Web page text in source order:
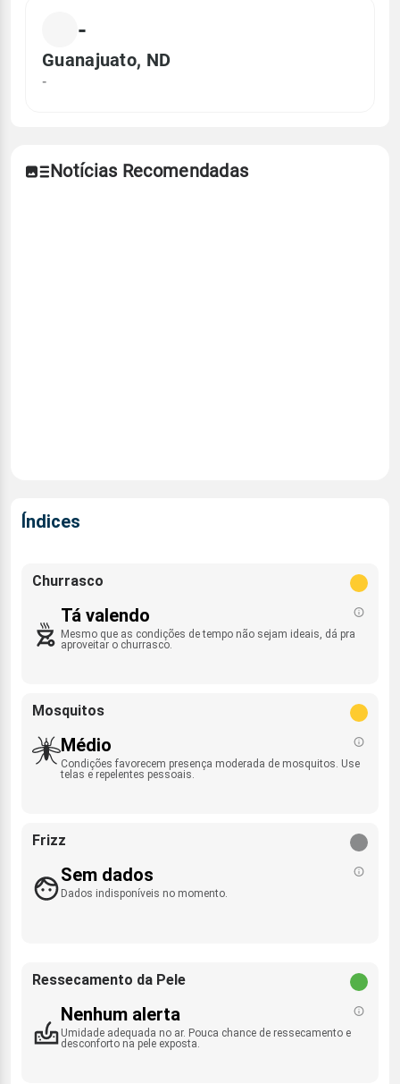
-
Guanajuato, ND
-
Notícias Recomendadas
Índices
Churrasco
Tá valendo
Mesmo que as condições de tempo não sejam ideais, dá pra
aproveitar o churrasco.
Mosquitos
Médio
Condições favorecem presença moderada de mosquitos. Use
telas e repelentes pessoais.
Frizz
Sem dados
Dados indisponíveis no momento.
Ressecamento da Pele
Nenhum alerta
Umidade adequada no ar. Pouca chance de ressecamento e
desconforto na pele exposta.